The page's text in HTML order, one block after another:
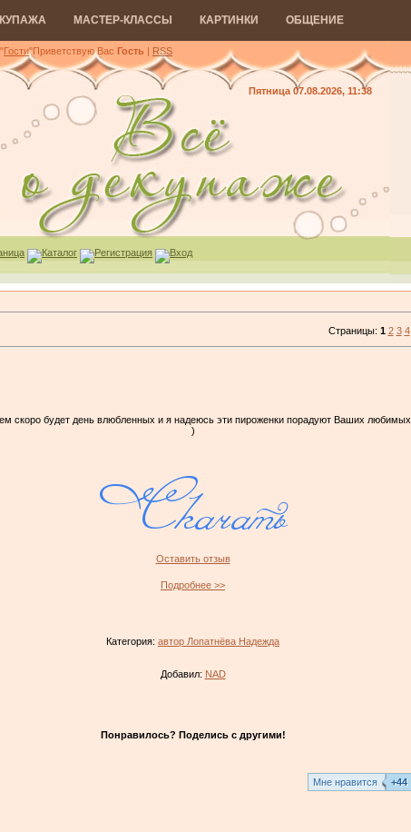
МАСТЕР-КЛАССЫ КАРТИНКИ ОБЩЕНИЕ
Гости"Приветствую Вас Гость | RSS
Пятница 07.08.2026, 11:38
Каталог Регистрация Вход
Страницы: 1 2 3 4
скоро будет день влюбленных и я надеюсь эти пироженки порадуют Ваших любимых
)
Оставить отзыв
Подробнее >>
Категория: автор Лопатнёва Надежда
Добавил: NAD
Понравилось? Поделись с другими!
Mне нравится +44